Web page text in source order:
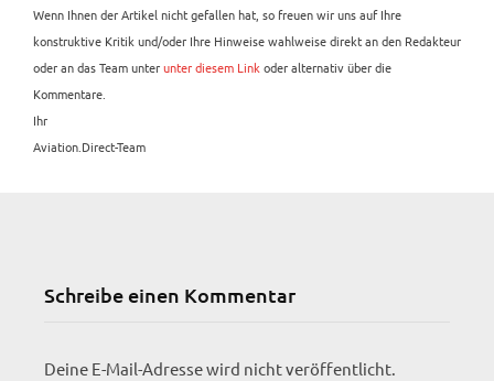
Wenn Ihnen der Artikel nicht gefallen hat, so freuen wir uns auf Ihre
konstruktive Kritik und/oder Ihre Hinweise wahlweise direkt an den Redakteur
oder an das Team unterunter diesem Linkoder alternativ über die
Kommentare.
Ihr
Aviation.Direct-Team
Schreibe einen Kommentar
Deine E-Mail-Adresse wird nicht veröffentlicht.